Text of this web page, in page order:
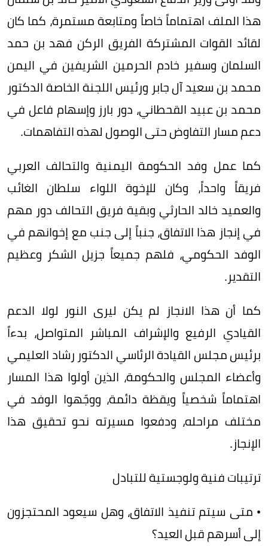
هذا الملف اهتماماً خاصاً ومتابعة مستمرة، كما كان
لقائد القوات المشتركة الفريق الركن فهد بن حمد
السلمان وسفير خادم الحرمين الشريفين في اليمن
محمد بن سعيد آل جابر ورئيس اللجنة الخاصة الدكتور
محمد بن عبيد القحطاني، دور بارز وإسهام فاعل في
دعم مسار التفاوض حتى الوصول لهذه التفاهمات.
كما عمل وفد الحكومة اليمنية والتحالف العربي
فريقاً واحداً، وكان للإخوة اللواء سلطان الغائب
والعميد خالد الحارثي وبقية فريق التحالف دور مهم
في إنجاز هذا الاتفاق، جنباً إلى جنب مع إخوانهم في
الوفد الحكومي، فلهم جميعاً جزيل الشكر وعظيم
التقدير.
كما أن هذا الانجاز لم يكن ليرى النور لولا الدعم
القيادي الرفيع والإشراف المباشر المتواصل، بدءاً
برئيس مجلس القيادة الرئاسي الدكتور رشاد العليمي
وأعضاء المجلس والحكومة، الذين أولوا هذا المسار
اهتماماً شخصياً ويقظة دائمة، ووجّهوا الوفد في
مختلف مراحله، ودفعوا مسيرته نحو تحقيق هذا
الإنجاز.
ترتيبات فنية ولوجستية للتبادل
• متى سيتم تنفيذ الاتفاق، وهل سيعود المحتجزون
إلى أسرهم قبل العيد؟